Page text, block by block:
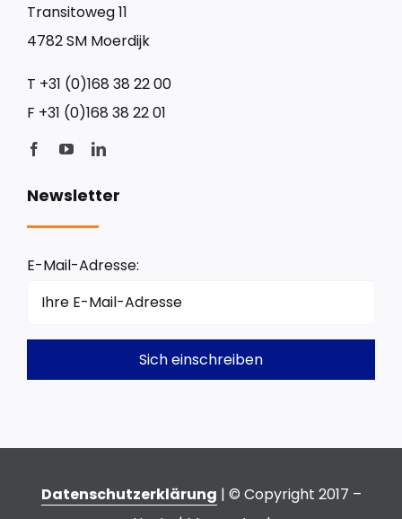
Transitoweg 11
4782 SM Moerdijk
T +31 (0)168 38 22 00
F +31 (0)168 38 22 01
Newsletter
E-Mail-Adresse:
Datenschutzerklärung | © Copyright 2017 –